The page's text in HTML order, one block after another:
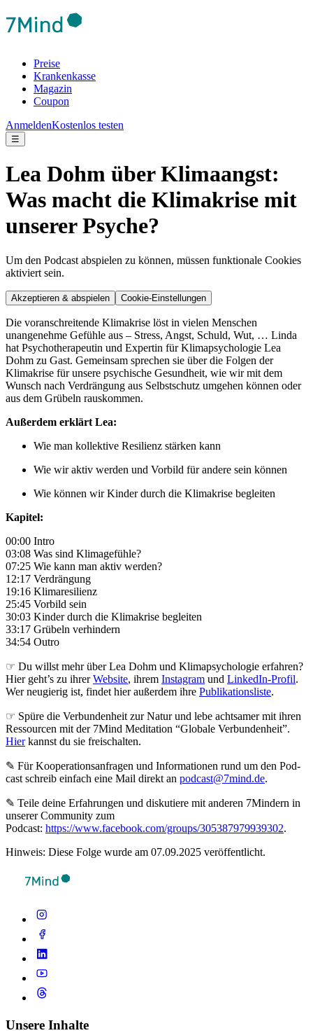
Preise
Krankenkasse
Magazin
Coupon
AnmeldenKostenlos testen
☰
Lea Dohm über Klimaangst:
Was macht die Klimakrise mit
unserer Psyche?
Um den Podcast abspielen zu können, müssen funktionale Cookies
aktiviert sein.
Akzeptieren & abspielen Cookie-Einstellungen
Die voranschreitende Klimakrise löst in vielen Menschen
unangenehme Gefühle aus – Stress, Angst, Schuld, Wut, … Linda
hat Psychotherapeutin und Expertin für Klimapsychologie Lea
Dohm zu Gast. Gemeinsam sprechen sie über die Folgen der
Klimakrise für unsere psychische Gesundheit, wie wir mit dem
Wunsch nach Verdrängung aus Selbstschutz umgehen können oder
aus dem Grübeln rauskommen.
Außerdem erklärt Lea:
Wie man kollektive Resilienz stärken kann
Wie wir aktiv werden und Vorbild für andere sein können
Wie können wir Kinder durch die Klimakrise begleiten
Kapitel:
00:00 Intro
03:08 Was sind Klimagefühle?
07:25 Wie kann man aktiv werden?
12:17 Verdrängung
19:16 Klimaresilienz
25:45 Vorbild sein
30:03 Kinder durch die Klimakrise begleiten
33:17 Grübeln verhindern
34:54 Outro
☞ Du willst mehr über Lea Dohm und Klimapsychologie erfahren?
Hier geht’s zu ihrerWebsite, ihrem Instagram und LinkedIn-Profil.
Wer neugierig ist, findet hier außerdem ihre Publikationsliste.
☞ Spüre die Verbundenheit zur Natur und lebe achtsamer mit ihren
Ressourcen mit der 7Mind Meditation “Globale Verbundenheit”.
Hierkannst du sie freischalten.
✎ Für Koope­ra­ti­ons­an­fra­gen und Infor­ma­tio­nen rund um den Pod­
cast schreib ein­fach eine Mail direkt an podcast@7mind.de.
✎ Teile deine Erfahrungen und diskutiere mit anderen 7Mindern in
unserer Community zum
Podcast: https://www.facebook.com/groups/305387979939302.
Hinweis: Diese Folge wurde am 07.09.2025 veröffentlicht.
Unsere Inhalte